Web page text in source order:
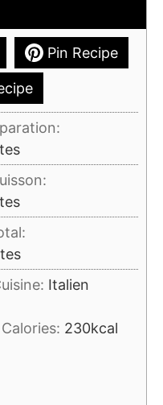
Pin Recipe
Italien
Calories: 230kcal